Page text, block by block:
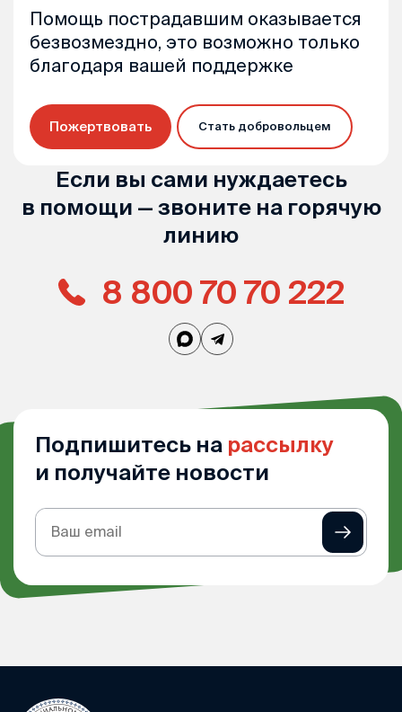
Помощь пострадавшим оказывается
безвозмездно, это возможно только
благодаря вашей поддержке
Пожертвовать Стать добровольцем
Если вы сами нуждаетесь
в помощи — звоните на горячую
линию
8 800 70 70 222
Подпишитесь на рассылку
и получайте новости
Подписка
на